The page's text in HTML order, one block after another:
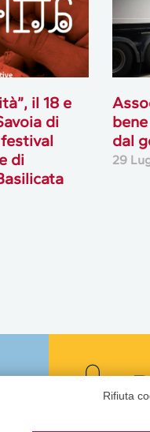
il 18 e
di
di
dal
29
Rifiuta